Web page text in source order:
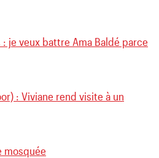
je veux battre Ama Baldé parce
: Viviane rend visite à un
mosquée